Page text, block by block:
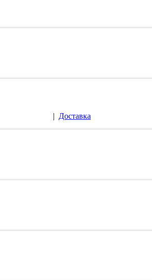
| Доставка